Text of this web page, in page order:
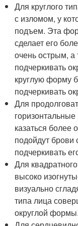
Для круглого
с изломом, у
подъем. Эта
сделает его
очень острым, а
подчеркивать
круглую форму
подчеркивать
Для
казаться более
подойдут брови
подчеркивать
Для
высоко
визуально
типа лица
округлой формы.